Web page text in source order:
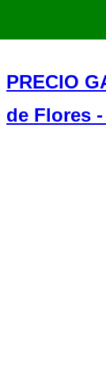
PRECIO
de Flores -